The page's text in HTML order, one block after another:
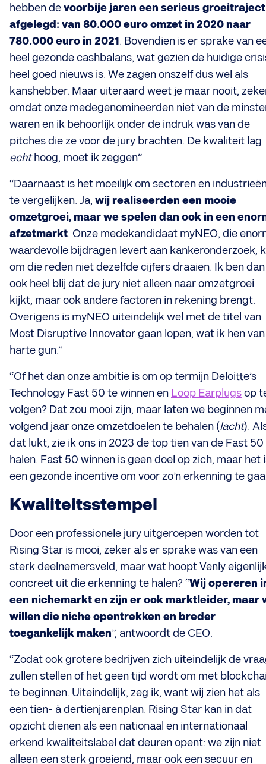
hebben devoorbije jaren een serieus groeitraject
afgelegd: van 80.000 euro omzet in 2020 naar
780.000 euro in 2021 . Bovendien is er sprake van
heel gezonde cashbalans, wat gezien de huidige
heel goed nieuws is. We zagen onszelf dus wel als
kanshebber. Maar uiteraard weet je maar nooit,
omdat onze medegenomineerden niet van de
waren en ik behoorlijk onder de indruk was van de
pitches die ze voor de jury brachten. De kwaliteit lag
echt hoog, moet ik zeggen”
“Daarnaast is het moeilijk om sectoren en
te vergelijken. Ja, wij realiseerden een mooie
omzetgroei, maar we spelen dan ook in een
afzetmarkt. Onze medekandidaat myNEO, die
waardevolle bijdragen levert aan kankeronderzoek,
om die reden niet dezelfde cijfers draaien. Ik ben dan
ook heel blij dat de jury niet alleen naar omzetgroei
kijkt, maar ook andere factoren in rekening brengt.
Overigens is myNEO uiteindelijk wel met de titel van
Most Disruptive Innovator gaan lopen, wat ik hen van
harte gun.”
“Of het dan onze ambitie is om op termijn Deloitte’s
Technology Fast 50 te winnen en Loop Earplugsop
volgen? Dat zou mooi zijn, maar laten we beginnen
volgend jaar onze omzetdoelen te behalen (lacht).
dat lukt, zie ik ons in 2023 de top tien van de Fast
halen. Fast 50 winnen is geen doel op zich, maar het
een gezonde incentive om voor zo’n erkenning te
Kwaliteitsstempel
Door een professionele jury uitgeroepen worden tot
Rising Star is mooi, zeker als er sprake was van een
sterk deelnemersveld, maar wat hoopt Venly
concreet uit die erkenning te halen? “Wij opereren
een nichemarkt en zijn er ook marktleider, maar
willen die niche opentrekken en breder
toegankelijk maken”, antwoordt de CEO.
“Zodat ook grotere bedrijven zich uiteindelijk de
zullen stellen of het geen tijd wordt om met
te beginnen. Uiteindelijk, zeg ik, want wij zien het als
een tien- à dertienjarenplan. Rising Star kan in dat
opzicht dienen als een nationaal en internationaal
erkend kwaliteitslabel dat deuren opent: we zijn niet
alleen een sterk groeiend, maar ook een secuur en